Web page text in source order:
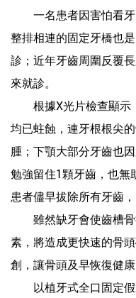
一名患者因害怕看牙
整排相連的固定牙橋也
診；近年牙齒周圍反覆
來就診。
根據X光片檢查顯示
均已蛀蝕，連牙根根尖
腫；下顎大部分牙齒也
勉強留住1顆牙齒，也無
患者儘早拔除所有牙齒，
雖然缺牙會使齒槽骨
素，將造成更快速的骨
創，讓骨頭及早恢復健康
以植牙式全口固定假